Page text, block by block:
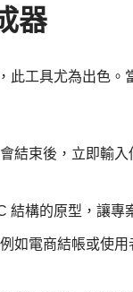
器
此工具尤為出色。
結束後，立即輸
結構的原型，讓專
如電商結帳或使